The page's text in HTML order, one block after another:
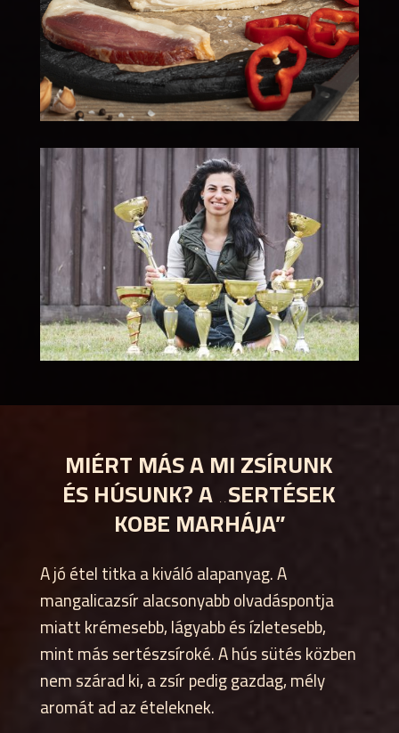
MIÉRT MÁS A MI ZSÍRUNK
ÉS HÚSUNK? A „SERTÉSEK
KOBE MARHÁJA”
A jó étel titka a kiváló alapanyag. A
mangalicazsír alacsonyabb olvadáspontja
miatt krémesebb, lágyabb és ízletesebb,
mint más sertészsíroké. A hús sütés közben
nem szárad ki, a zsír pedig gazdag, mély
aromát ad az ételeknek.